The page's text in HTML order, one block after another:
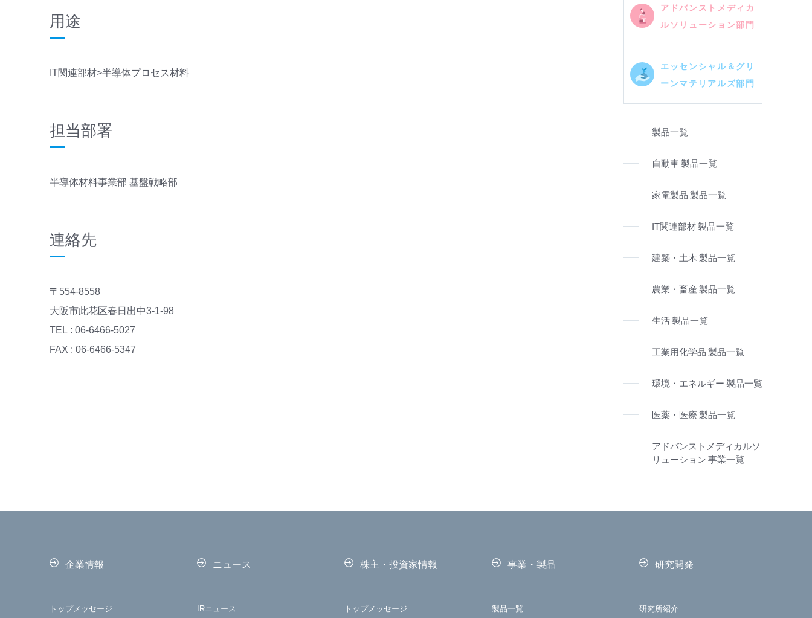
用途
IT関連部材>半導体プロセス材料
担当部署
半導体材料事業部 基盤戦略部
連絡先
〒554-8558
大阪市此花区春日出中3-1-98
TEL : 06-6466-5027
FAX : 06-6466-5347
アドバンストメディカ
ルソリューション部門
エッセンシャル＆グリ
ーンマテリアルズ部門
製品一覧
自動車 製品一覧
家電製品 製品一覧
IT関連部材 製品一覧
建築・土木 製品一覧
農業・畜産 製品一覧
生活 製品一覧
工業用化学品 製品一覧
環境・エネルギー 製品一覧
医薬・医療 製品一覧
アドバンストメディカルソ
リューション 事業一覧
企業情報
トップメッセージ
ニュース
IRニュース
株主・投資家情報
トップメッセージ
事業・製品
製品一覧
研究開発
研究所紹介